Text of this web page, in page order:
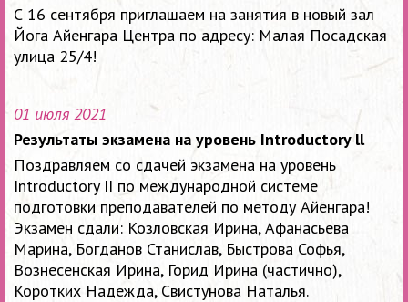
С 16 сентября приглашаем на занятия в новый зал
Йога Айенгара Центра по адресу: Малая Посадская
улица 25/4!
01 июля 2021
Результаты экзамена на уровень Introductory ll
Поздравляем со сдачей экзамена на уровень
Introductory II по международной системе
подготовки преподавателей по методу Айенгара!
Экзамен сдали: Козловская Ирина, Афанасьева
Марина, Богданов Станислав, Быстрова Софья,
Вознесенская Ирина, Горид Ирина (частично),
Коротких Надежда, Свистунова Наталья.